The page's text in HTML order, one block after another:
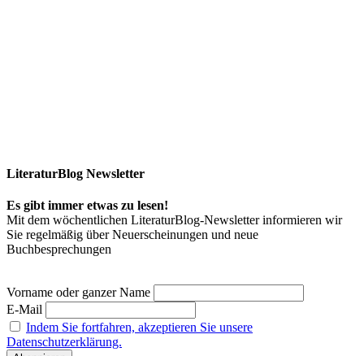
LiteraturBlog Newsletter
Es gibt immer etwas zu lesen!
Mit dem wöchentlichen LiteraturBlog-Newsletter informieren wir
Sie regelmäßig über Neuerscheinungen und neue
Buchbesprechungen
Vorname oder ganzer Name
E-Mail
Indem Sie fortfahren, akzeptieren Sie unsere
Datenschutzerklärung.